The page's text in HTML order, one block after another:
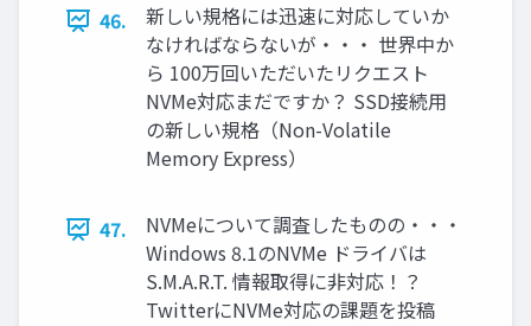
46.
新しい規格には迅速に対応していか
なければならないが・・・ 世界中か
ら 100万回いただいたリクエスト
NVMe対応まだですか？ SSD接続用
の新しい規格（Non-Volatile
Memory Express）
47.
NVMeについて調査したものの・・・
Windows 8.1のNVMe ドライバは
S.M.A.R.T. 情報取得に非対応！？
TwitterにNVMe対応の課題を投稿